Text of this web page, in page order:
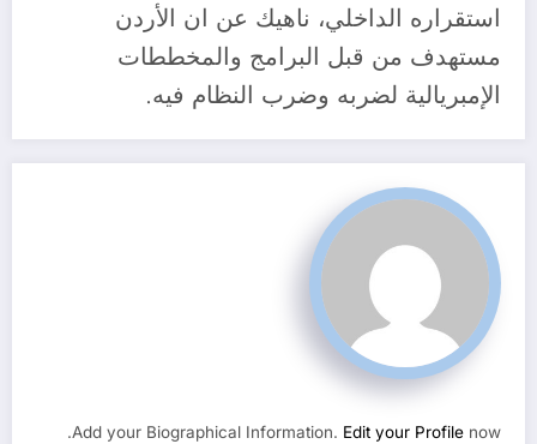
استقراره الداخلي، ناهيك عن ان الأردن
مستهدف من قبل البرامج والمخططات
الإمبريالية لضربه وضرب النظام فيه.
Add your Biographical Information. Edit your Profile now.